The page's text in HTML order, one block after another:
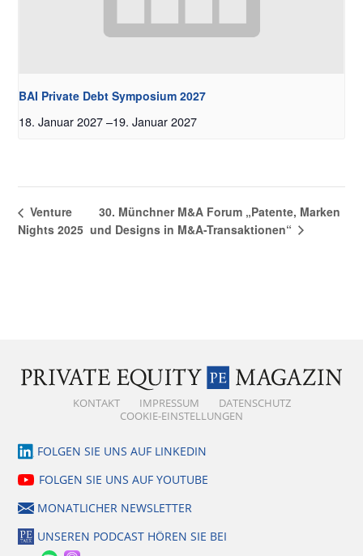
BAI Private Debt Symposium 2027
18. Januar 2027 –19. Januar 2027
Venture
Nights 2025
30. Münchner M&A Forum „Patente, Marken
und Designs in M&A-Transaktionen“
KONTAKT IMPRESSUM
DATENSCHUTZ
COOKIE-EINSTELLUNGEN
FOLGEN SIE UNS AUF LINKEDIN
FOLGEN SIE UNS AUF YOUTUBE
MONATLICHER NEWSLETTER
UNSEREN PODCAST HÖREN SIE BEI